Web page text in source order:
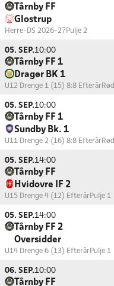
Tårnby FF
Glostrup
Herre-DS 2026-27 Pulje 2
05. SEP.10:00
Tårnby FF 1
Dragør BK 1
U12 Drenge 1 (15) 8:8 EfterårRød
05. SEP.10:00
Tårnby FF 1
Sundby Bk. 1
U11 Drenge 2 (16) 8:8 EfterårRød
05. SEP.14:00
Tårnby FF
Hvidovre IF 2
U15 Drenge 4 (12) EfterårPulje 1
05. SEP.14:00
Tårnby FF 2
Oversidder
U14 Drenge 6 (13) EfterårPulje 1
06. SEP.10:00
Tårnby FF